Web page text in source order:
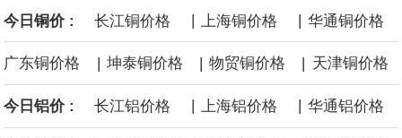
涨2.64%，镍连续跌2.62%，白银连续涨2.61%。
沙特下调了对亚洲的主要原油价格，与此同时，各方正就一项旨在
缓解霍尔木兹海峡航运压力的协议进行谈判。尽管胡塞武装的威胁
今日铜价 : 长江铜价格 | 上海铜价格 | 华通铜价格
广东铜价格 | 坤泰铜价格 | 物贸铜价格 | 天津铜价格
今日铝价 : 长江铝价格 上海铝价格 华通铝价格